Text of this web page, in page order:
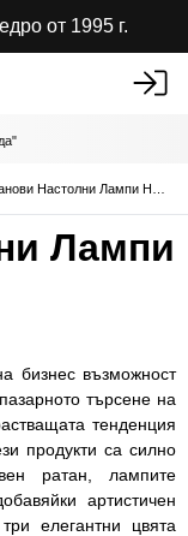
от 1995 г.
Лампи
бизнес възможност
търсене на
тенденция
продукти са силно
ратан, лампите
артистичен
елегантни цвята